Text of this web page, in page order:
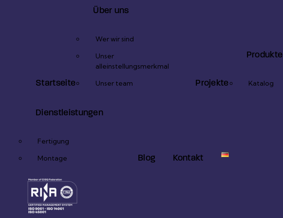
Startseite
Über uns
Wer wir sind
Unser
alleinstellungsmerkmal
Unser team
Projekte
Produkte
Katalog
Dienstleistungen
Fertigung
Montage
Blog Kontakt